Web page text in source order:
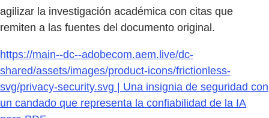
agilizar la investigación académica con citas que
remiten a las fuentes del documento original.
https://main--dc--adobecom.aem.live/dc-
shared/assets/images/product-icons/frictionless-
svg/privacy-security.svg | Una insignia de seguridad con
un candado que representa la confiabilidad de la IA